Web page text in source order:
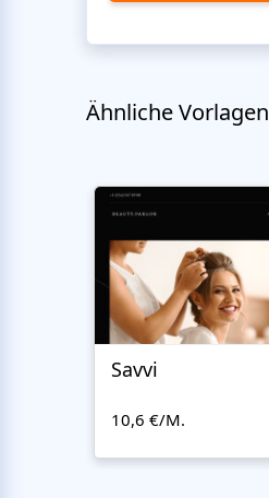
Ähnliche Vorlagen
Savvi
10,6 €/M.